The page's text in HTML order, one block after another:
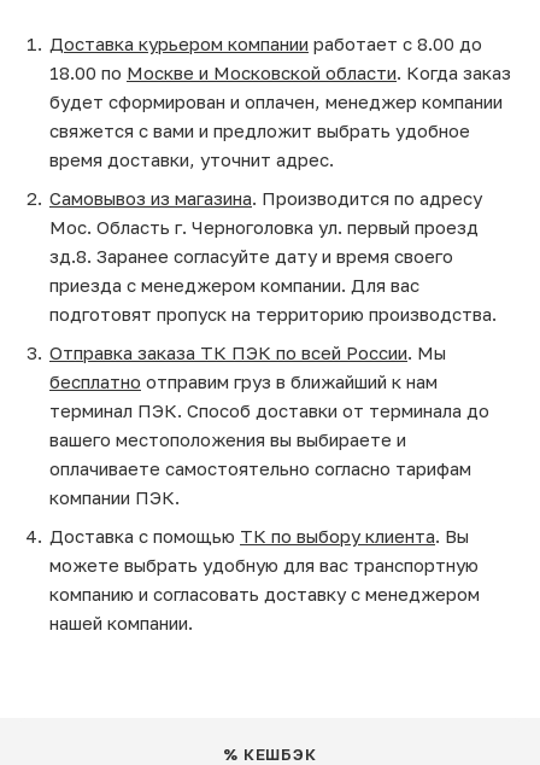
Доставка курьером компании работает с 8.00 до
18.00 по Москве и Московской области. Когда заказ
будет сформирован и оплачен, менеджер компании
свяжется с вами и предложит выбрать удобное
время доставки, уточнит адрес.
Самовывоз из магазина. Производится по адресу
Мос. Область г. Черноголовка ул. первый проезд
зд.8. Заранее согласуйте дату и время своего
приезда с менеджером компании. Для вас
подготовят пропуск на территорию производства.
Отправка заказа ТК ПЭК по всей России. Мы
бесплатно отправим груз в ближайший к нам
терминал ПЭК. Способ доставки от терминала до
вашего местоположения вы выбираете и
оплачиваете самостоятельно согласно тарифам
компании ПЭК.
Доставка с помощью ТК по выбору клиента. Вы
можете выбрать удобную для вас транспортную
компанию и согласовать доставку с менеджером
нашей компании.
% КЕШБЭК